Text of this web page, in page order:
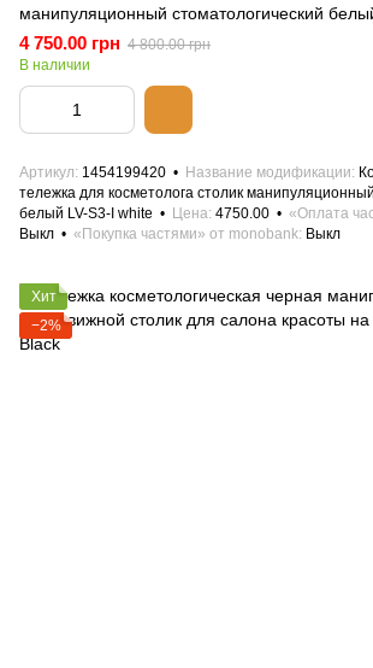
манипуляционный стоматологический
4 750.00 грн 4 800.00 грн
В наличии
Артикул 1454199420 Название модификации
тележка для косметолога столик
белый LV-S3-I white
Цена 4750.00
«Оплата
Выкл
«Покупка частями» от monobank Выкл
Хит
−2%